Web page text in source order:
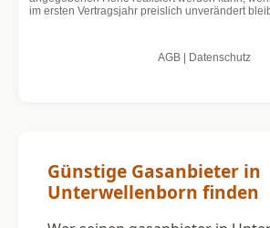
Günstige Gasanbieter in
Unterwellenborn finden